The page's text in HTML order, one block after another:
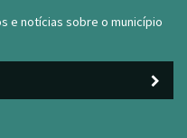
e notícias sobre o município